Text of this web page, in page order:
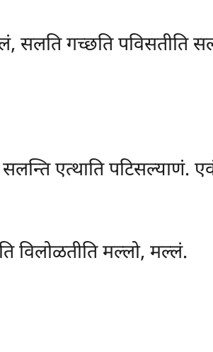
सलति गच्छति पविसतीति
एत्थाति पटिसल्याणं.
विलोळतीति मल्लो, मल्लं.